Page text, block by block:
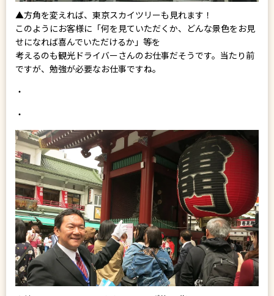
▲方角を変えれば、東京スカイツリーも見れます！
このようにお客様に「何を見ていただくか、どんな景色をお見
せになれば喜んでいただけるか」等を
考えるのも観光ドライバーさんのお仕事だそうです。当たり前
ですが、勉強が必要なお仕事ですね。
・
・